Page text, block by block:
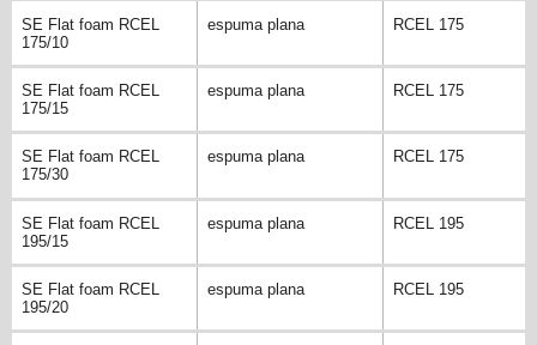
SE Flat foam RCEL
175/10
espuma plana RCEL 175
SE Flat foam RCEL
175/15
espuma plana RCEL 175
SE Flat foam RCEL
175/30
espuma plana RCEL 175
SE Flat foam RCEL
195/15
espuma plana RCEL 195
SE Flat foam RCEL
195/20
espuma plana RCEL 195